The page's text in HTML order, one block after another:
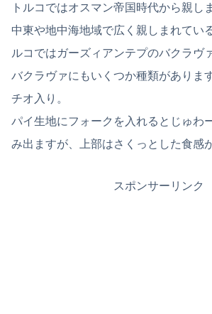
トルコではオスマン帝国時代から親し
中東や地中海地域で広く親しまれてい
ルコではガーズィアンテプのバクラヴ
バクラヴァにもいくつか種類がありま
チオ入り。
パイ生地にフォークを入れるとじゅわ
み出ますが、上部はさくっとした食感
スポンサーリンク